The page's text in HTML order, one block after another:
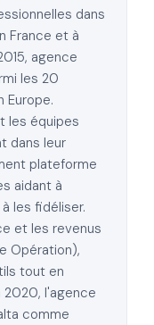
dans
France et à
agence
les 20
Europe.
les équipes
dans leur
plateforme
aidant à
les fidéliser.
et les revenus
Opération),
tout en
2020, l'agence
comme